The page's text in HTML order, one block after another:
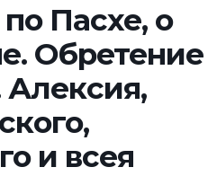
Пасхе, о
Обретение
и всея